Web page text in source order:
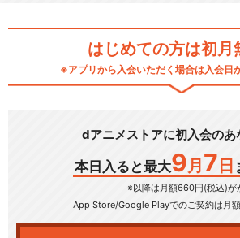
はじめての方は初月
※アプリから入会いただく場合は入会日
dアニメストアに初入会の
本日入ると最大9 月 7 日
※以降は月額660円(税込)が
App Store/Google Playでのご契約は月